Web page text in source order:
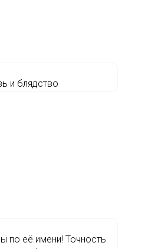
и блядство
по её имени! Точность